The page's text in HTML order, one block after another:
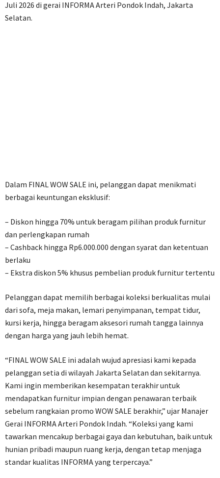
Juli 2026 di gerai INFORMA Arteri Pondok Indah, Jakarta
Selatan.
Dalam FINAL WOW SALE ini, pelanggan dapat menikmati
berbagai keuntungan eksklusif:
– Diskon hingga 70% untuk beragam pilihan produk furnitur
dan perlengkapan rumah
– Cashback hingga Rp6.000.000 dengan syarat dan ketentuan
berlaku
– Ekstra diskon 5% khusus pembelian produk furnitur tertentu
Pelanggan dapat memilih berbagai koleksi berkualitas mulai
dari sofa, meja makan, lemari penyimpanan, tempat tidur,
kursi kerja, hingga beragam aksesori rumah tangga lainnya
dengan harga yang jauh lebih hemat.
“FINAL WOW SALE ini adalah wujud apresiasi kami kepada
pelanggan setia di wilayah Jakarta Selatan dan sekitarnya.
Kami ingin memberikan kesempatan terakhir untuk
mendapatkan furnitur impian dengan penawaran terbaik
sebelum rangkaian promo WOW SALE berakhir,” ujar Manajer
Gerai INFORMA Arteri Pondok Indah. “Koleksi yang kami
tawarkan mencakup berbagai gaya dan kebutuhan, baik untuk
hunian pribadi maupun ruang kerja, dengan tetap menjaga
standar kualitas INFORMA yang terpercaya.”